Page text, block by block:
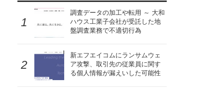
調査データの加工や転用 ～ 大和
ハウス工業子会社が受託した地
盤調査業務で不適切行為
新エフエイコムにランサムウェ
ア攻撃、取引先の従業員に関す
る個人情報が漏えいした可能性